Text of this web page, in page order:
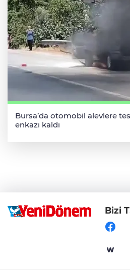
Bursa’da otomobil alevlere
enkazı kaldı
Bizi